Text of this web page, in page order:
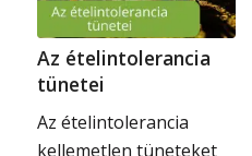
Az ételintolerancia
tünetei
Az ételintolerancia
kellemetlen tüneteket